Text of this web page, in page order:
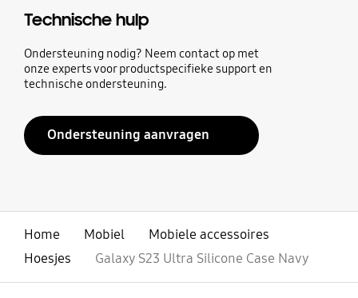
Technische hulp
Ondersteuning nodig? Neem contact op met
onze experts voor productspecifieke support en
technische ondersteuning.
Ondersteuning aanvragen
Home Mobiel
Mobiele accessoires
Hoesjes
Galaxy S23 Ultra Silicone Case Navy